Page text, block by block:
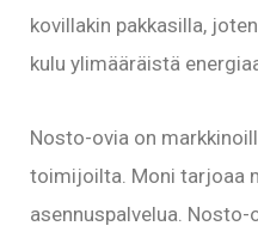
kovillakin pakkasilla,
kulu ylimääräistä
Nosto-ovia on
toimijoilta. Moni tarjoaa
asennuspalvelua.